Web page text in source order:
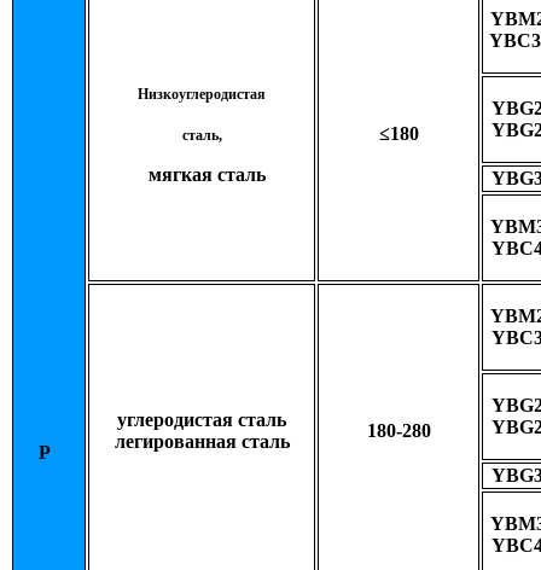
P
Низкоуглеродистая
сталь,
мягкая сталь
≤180
углеродистая сталь
легированная сталь
180-280